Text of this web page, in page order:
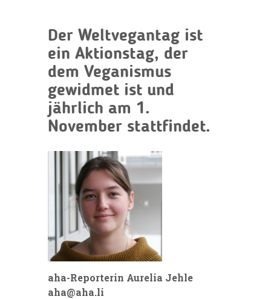
Der Weltvegantag ist
ein Aktionstag, der
dem Veganismus
gewidmet ist und
jährlich am 1.
November stattfindet.
aha-Reporterin Aurelia Jehle
aha@aha.li